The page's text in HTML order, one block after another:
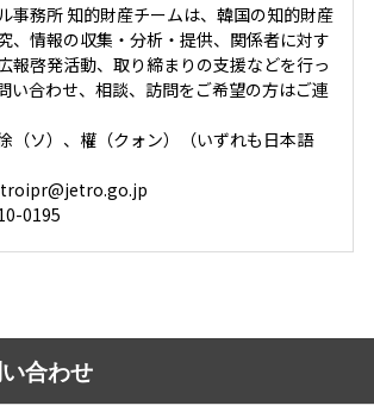
事務所 知的財産チームは、韓国の知的財産
、情報の収集・分析・提供、関係者に対す
報啓発活動、取り締まりの支援などを行っ
い合わせ、相談、訪問をご希望の方はご連
（ソ）、權（クォン）（いずれも日本語
0195
合わせ